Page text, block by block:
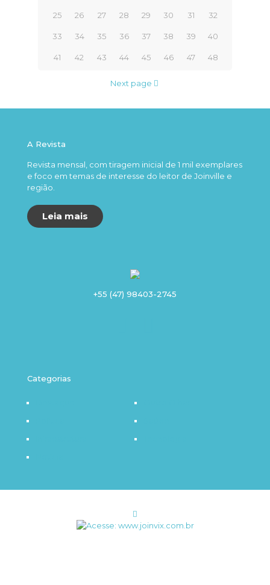
25 26 27 28 29 30 31 32
33 34 35 36 37 38 39 40
41 42 43 44 45 46 47 48
Next page
A Revista
Revista mensal, com tiragem inicial de 1 mil exemplares
e foco em temas de interesse do leitor de Joinville e
região.
Leia mais
+55 (47) 98403-2745
Categorias